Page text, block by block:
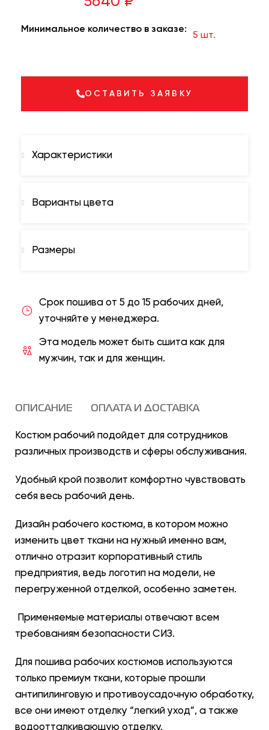
Минимальное количество в заказе:
5 шт.
ОСТАВИТЬ ЗАЯВКУ
Характеристики
Варианты цвета
Размеры
Срок пошива от 5 до 15 рабочих дней,
уточняйте у менеджера.
Эта модель может быть сшита как для
мужчин, так и для женщин.
ОПИСАНИЕ ОПЛАТА И ДОСТАВКА
Костюм рабочий подойдет для сотрудников
различных производств и сферы обслуживания.
Удобный крой позволит комфортно чувствовать
себя весь рабочий день.
Дизайн рабочего костюма, в котором можно
изменить цвет ткани на нужный именно вам,
отлично отразит корпоративный стиль
предприятия, ведь логотип на модели, не
перегруженной отделкой, особенно заметен.
Применяемые материалы отвечают всем
требованиям безопасности СИЗ.
Для пошива рабочих костюмов используются
только премиум ткани, которые прошли
антипилинговую и противоусадочную обработку,
все они имеют отделку “легкий уход”, а также
водоотталкивающую отделку.